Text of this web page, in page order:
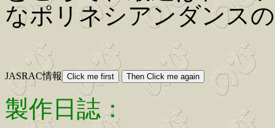
なポリネシアンダンス
JASRAC情報
製作日誌：